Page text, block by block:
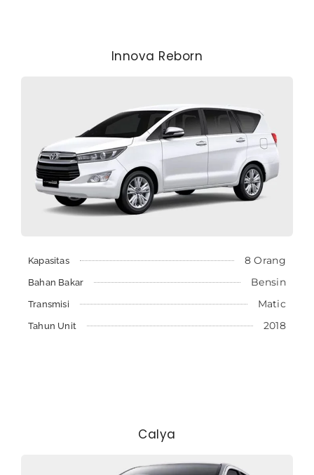
Innova Reborn
Kapasitas 8 Orang
Bahan Bakar Bensin
Transmisi Matic
Tahun Unit 2018
Calya